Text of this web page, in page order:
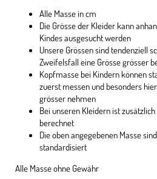
Alle Masse in cm
Die Grösse der Kleider kann
Kindes ausgesucht werden
Unsere Grössen sind tendenziell
Zweifelsfall eine Grösse grösser
Kopfmasse bei Kindern können
zuerst messen und besonders
grösser nehmen
Bei unseren Kleidern ist
berechnet
Die oben angegebenen Masse
standardisiert
Alle Masse ohne Gewähr